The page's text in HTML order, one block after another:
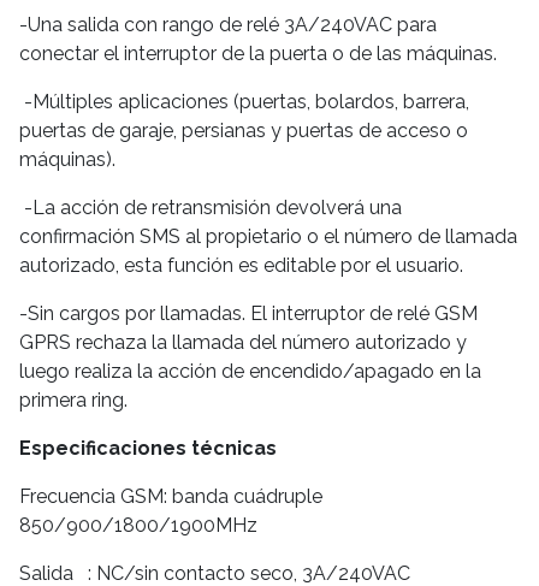
-Una salida con rango de relé 3A/240VAC para
conectar el interruptor de la puerta o de las máquinas.
-Múltiples aplicaciones (puertas, bolardos, barrera,
puertas de garaje, persianas y puertas de acceso o
máquinas).
-La acción de retransmisión devolverá una
confirmación SMS al propietario o el número de llamada
autorizado, esta función es editable por el usuario.
-Sin cargos por llamadas. El interruptor de relé GSM
GPRS rechaza la llamada del número autorizado y
luego realiza la acción de encendido/apagado en la
primera ring.
Especificaciones técnicas
Frecuencia GSM: banda cuádruple
850/900/1800/1900MHz
Salida : NC/sin contacto seco, 3A/240VAC